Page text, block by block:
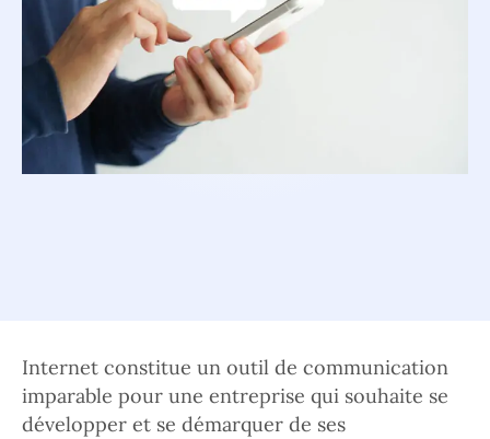
Internet constitue un outil de communication
imparable pour une entreprise qui souhaite se
développer et se démarquer de ses